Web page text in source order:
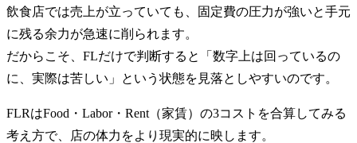
飲食店では売上が立っていても、固定費の圧力が強いと手元
に残る余力が急速に削られます。
だからこそ、FLだけで判断すると「数字上は回っているの
に、実際は苦しい」という状態を見落としやすいのです。
FLRはFood・Labor・Rent（家賃）の3コストを合算してみる
考え方で、店の体力をより現実的に映します。